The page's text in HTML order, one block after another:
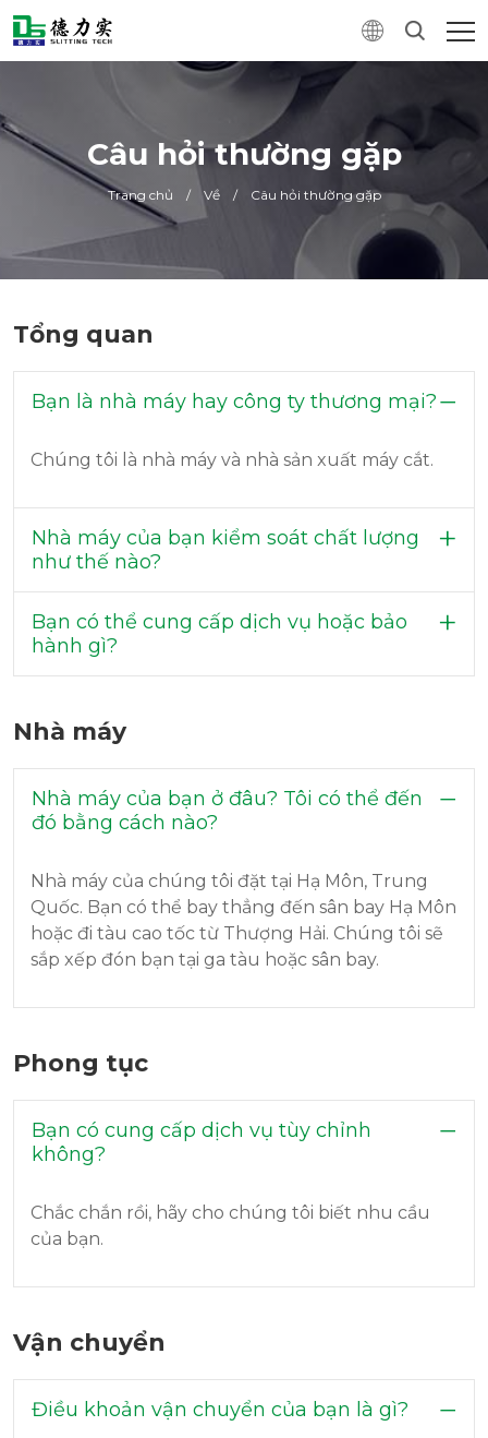
Câu hỏi thường gặp
Trang chủ / Về / Câu hỏi thường gặp
Tổng quan
Bạn là nhà máy hay công ty thương mại?
Chúng tôi là nhà máy và nhà sản xuất máy cắt.
Nhà máy của bạn kiểm soát chất lượng
như thế nào?
Bạn có thể cung cấp dịch vụ hoặc bảo
hành gì?
Nhà máy
Nhà máy của bạn ở đâu? Tôi có thể đến
đó bằng cách nào?
Nhà máy của chúng tôi đặt tại Hạ Môn, Trung
Quốc. Bạn có thể bay thẳng đến sân bay Hạ Môn
hoặc đi tàu cao tốc từ Thượng Hải. Chúng tôi sẽ
sắp xếp đón bạn tại ga tàu hoặc sân bay.
Phong tục
Bạn có cung cấp dịch vụ tùy chỉnh
không?
Chắc chắn rồi, hãy cho chúng tôi biết nhu cầu
của bạn.
Vận chuyển
Điều khoản vận chuyển của bạn là gì?